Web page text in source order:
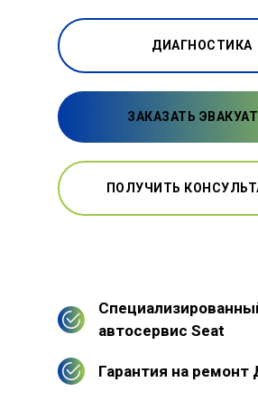
ДИАГНОСТИКА
ЗАКАЗАТЬ
ПОЛУЧИТЬ
автосервис Seat
Гарантия на